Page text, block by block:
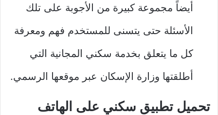
أيضاً مجموعة كبيرة من الأجوبة على تلك
الأسئلة حتى يتسنى للمستخدم فهم ومعرفة
كل ما يتعلق بخدمة سكني المجانية التي
أطلقتها وزارة الإسكان عبر موقعها الرسمي.
تحميل تطبيق سكني على الهاتف